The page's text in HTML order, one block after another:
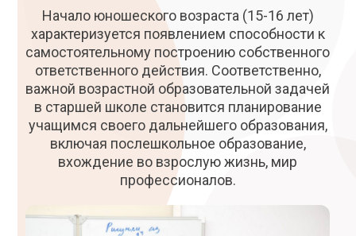
Начало юношеского возраста (15-16 лет)
характеризуется появлением способности к
самостоятельному построению собственного
ответственного действия. Соответственно,
важной возрастной образовательной задачей
в старшей школе становится планирование
учащимся своего дальнейшего образования,
включая послешкольное образование,
вхождение во взрослую жизнь, мир
профессионалов.